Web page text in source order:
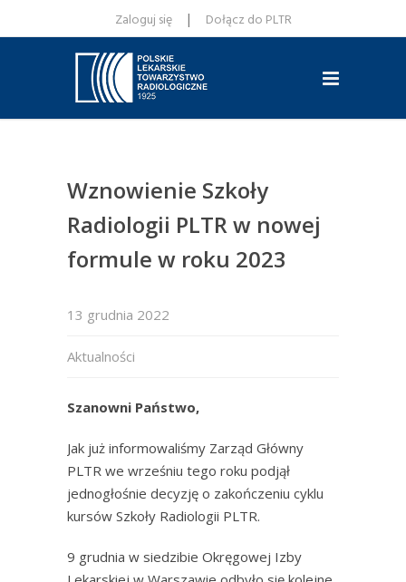
Zaloguj się | Dołącz do PLTR
Wznowienie Szkoły
Radiologii PLTR w nowej
formule w roku 2023
13 grudnia 2022
Aktualności
Szanowni Państwo,
Jak już informowaliśmy Zarząd Główny
PLTR we wrześniu tego roku podjął
jednogłośnie decyzję o zakończeniu cyklu
kursów Szkoły Radiologii PLTR.
9 grudnia w siedzibie Okręgowej Izby